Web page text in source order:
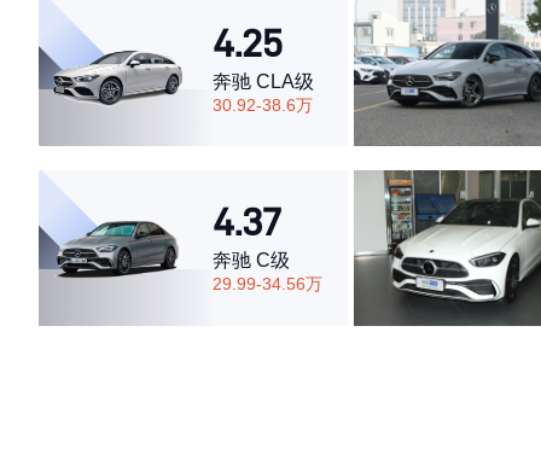
·空间表现一般，低于62%同级车
4.25
奔驰 CLA级
30.92-38.6万
4.37
奔驰 C级
29.99-34.56万